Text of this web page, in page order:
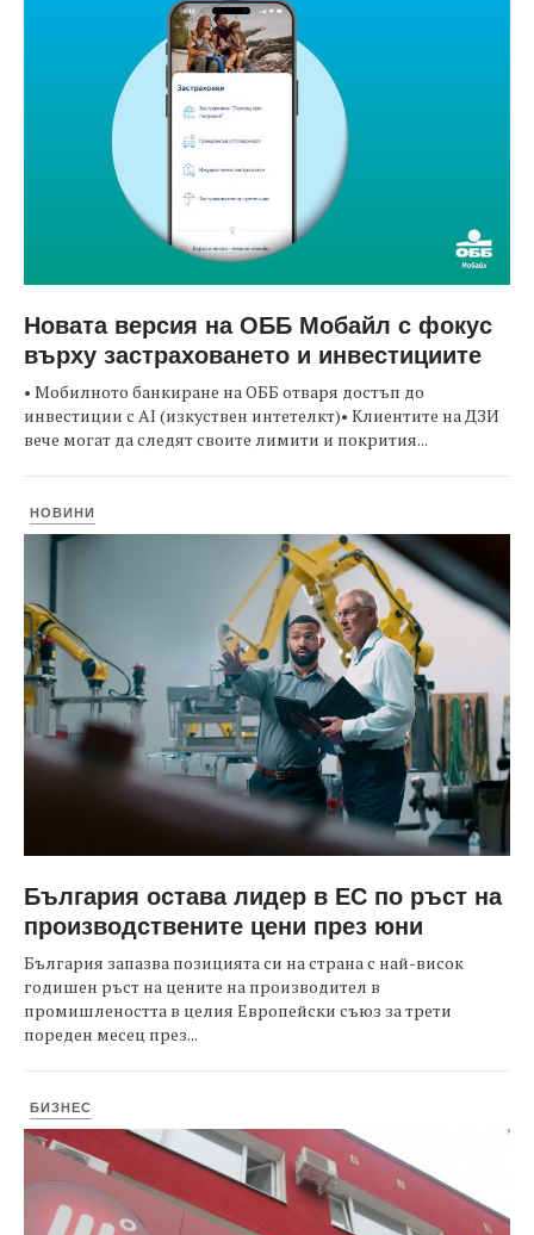
Новата версия на ОББ Мобайл с фокус
върху застраховането и инвестициите
• Мобилното банкиране на ОББ отваря достъп до
инвестиции с AI (изкуствен интетелкт)• Клиентите на ДЗИ
вече могат да следят своите лимити и покрития...
НОВИНИ
България остава лидер в ЕС по ръст на
производствените цени през юни
България запазва позицията си на страна с най-висок
годишен ръст на цените на производител в
промишлеността в целия Европейски съюз за трети
пореден месец през...
БИЗНЕС